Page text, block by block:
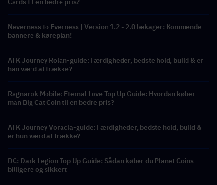
Cards til en bedre pris?
Neverness to Everness | Version 1.2 - 2.0 lækager: Kommende
bannere & køreplan!
AFK Journey Rolan-guide: Færdigheder, bedste hold, build & er
han værd at trække?
Ragnarok Mobile: Eternal Love Top Up Guide: Hvordan køber
man Big Cat Coin til en bedre pris?
AFK Journey Voracia-guide: Færdigheder, bedste hold, build &
er hun værd at trække?
DC: Dark Legion Top Up Guide: Sådan køber du Planet Coins
billigere og sikkert